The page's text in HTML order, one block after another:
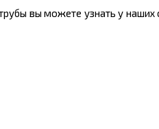
вы можете узнать у наших